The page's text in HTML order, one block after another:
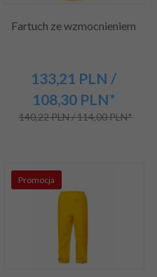
Fartuch ze wzmocnieniem
133,21 PLN /
108,30 PLN*
140,22 PLN / 114,00 PLN*
Promocja